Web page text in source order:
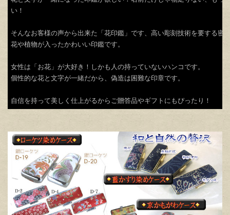
い！
そんなお客様の声から出来た「花印鑑」です、高い彫刻技術を要する密
花や植物が入ったかわいい印鑑です。
女性は「お花」が大好き！しかも人の持っていないハンコです。
個性的な花と文字が一緒だから、偽造は困難な印章です。
自信を持って美しく仕上がるからご贈答品やギフトにもぴったり！